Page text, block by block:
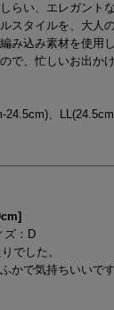
らい、エレガント
スタイルを、大人
み込み素材を使用
で、忙しいお出か
、
ズ：D
でした。
かで気持ちいいで